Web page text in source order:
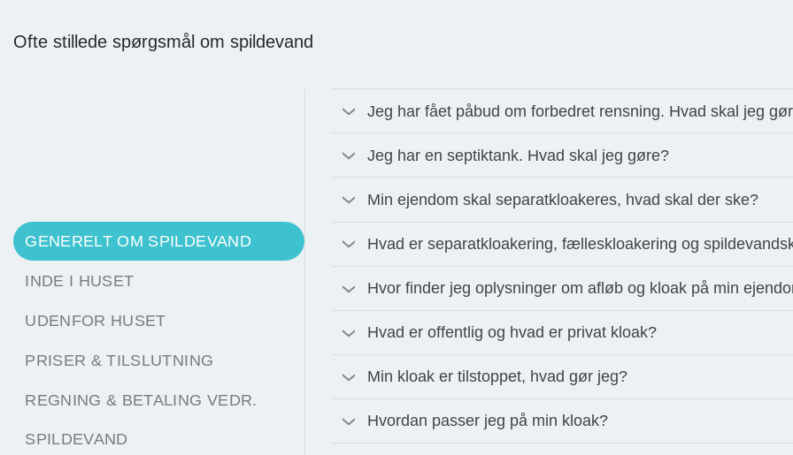
Ofte stillede spørgsmål om spildevand
GENERELT OM SPILDEVAND
INDE I HUSET
UDENFOR HUSET
PRISER & TILSLUTNING
REGNING & BETALING VEDR.
SPILDEVAND
Jeg har fået påbud om forbedret rensning. Hvad skal jeg
Jeg har en septiktank. Hvad skal jeg gøre?
Min ejendom skal separatkloakeres, hvad skal der ske?
Hvad er separatkloakering, fælleskloakering og
Hvor finder jeg oplysninger om afløb og kloak på min
Hvad er offentlig og hvad er privat kloak?
Min kloak er tilstoppet, hvad gør jeg?
Hvordan passer jeg på min kloak?